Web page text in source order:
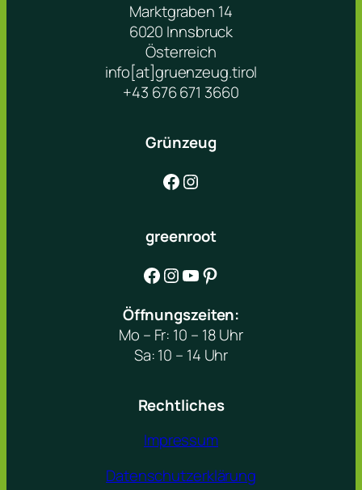
Marktgraben 14
6020 Innsbruck
Österreich
info[at]gruenzeug.tirol
+43 676 671 3660
Grünzeug
Facebook Instagram
greenroot
Facebook Instagram YouTube Pinterest
Öffnungszeiten:
Mo – Fr: 10 – 18 Uhr
Sa: 10 – 14 Uhr
Rechtliches
Impressum
Datenschutzerklärung